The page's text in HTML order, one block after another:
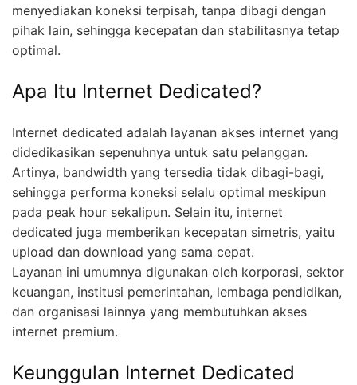
menyediakan koneksi terpisah, tanpa dibagi dengan
pihak lain, sehingga kecepatan dan stabilitasnya tetap
optimal.
Apa Itu Internet Dedicated?
Internet dedicated adalah layanan akses internet yang
didedikasikan sepenuhnya untuk satu pelanggan.
Artinya, bandwidth yang tersedia tidak dibagi-bagi,
sehingga performa koneksi selalu optimal meskipun
pada peak hour sekalipun. Selain itu, internet
dedicated juga memberikan kecepatan simetris, yaitu
upload dan download yang sama cepat.
Layanan ini umumnya digunakan oleh korporasi, sektor
keuangan, institusi pemerintahan, lembaga pendidikan,
dan organisasi lainnya yang membutuhkan akses
internet premium.
Keunggulan Internet Dedicated